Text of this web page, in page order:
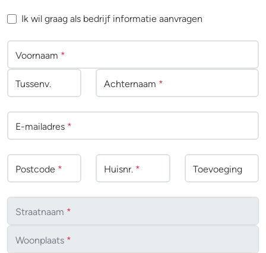
Ik wil graag als bedrijf informatie aanvragen
Voornaam *
Tussenv. Achternaam *
E-mailadres *
Postcode * Huisnr. * Toevoeging
Straatnaam *
Woonplaats *